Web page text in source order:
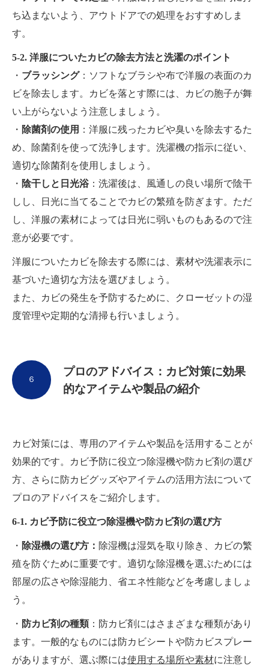
ち込まないよう、アウトドアでの処理をおすすめしま
す。
5-2. 洋服についたカビの除去方法と洗濯のポイント
・ ブラッシング：ソフトなブラシや布で洋服の表面のカ
ビを除去します。カビを落とす際には、カビの胞子が舞
い上がらないよう注意しましょう。
・ 除菌剤の使用 ：洋服に残ったカビや臭いを除去するた
め、除菌剤を使って洗浄します。洗濯機の指示に従い、
適切な除菌剤を使用しましょう。
・ 陰干しと日光浴 ：洗濯後は、風通しの良い場所で陰干
しし、日光に当てることでカビの繁殖を防ぎます。ただ
し、洋服の素材によっては日光に弱いものもあるので注
意が必要です。
洋服についたカビを除去する際には、素材や洗濯表示に
基づいた適切な方法を選びましょう。
また、カビの発生を予防するために、クローゼットの湿
度管理や定期的な清掃も行いましょう。
プロのアドバイス：カビ対策に効果
的なアイテムや製品の紹介
６
カビ対策には、専用のアイテムや製品を活用することが
効果的です。カビ予防に役立つ除湿機や防カビ剤の選び
方、さらに防カビグッズやアイテムの活用方法について
プロのアドバイスをご紹介します。
6-1. カビ予防に役立つ除湿機や防カビ剤の選び方
・ 除湿機の選び方： 除湿機は湿気を取り除き、カビの繁
殖を防ぐために重要です。適切な除湿機を選ぶためには
部屋の広さや除湿能力、省エネ性能などを考慮しましょ
う。
・ 防カビ剤の種類：防カビ剤にはさまざまな種類があり
ます。一般的なものには防カビシートや防カビスプレー
がありますが、選ぶ際には使用する場所や素材に注意し